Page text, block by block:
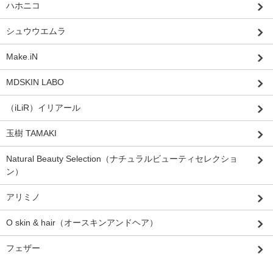
ハホニコ
シュウウエムラ
Make.iN
MDSKIN LABO
（iLiR）イリアール
玉樹 TAMAKI
Natural Beauty Selection（ナチュラルビューティセレクショ
ン）
アリミノ
O skin & hair（オースキンアンドヘア）
フェザー